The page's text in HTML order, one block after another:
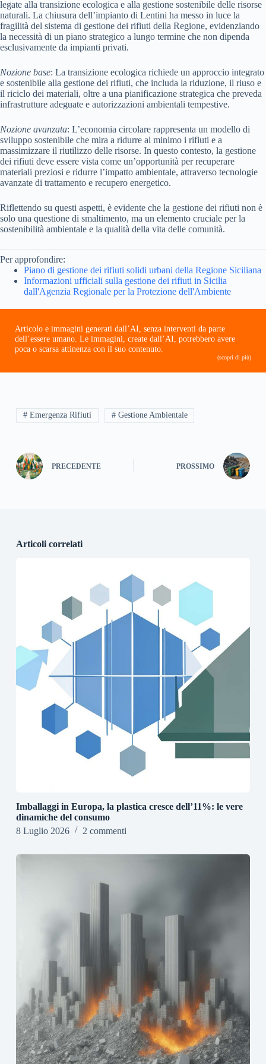
legate alla transizione ecologica e alla gestione sostenibile delle risorse
naturali. La chiusura dell’impianto di Lentini ha messo in luce la
fragilità del sistema di gestione dei rifiuti della Regione, evidenziando
la necessità di un piano strategico a lungo termine che non dipenda
esclusivamente da impianti privati.
Nozione base: La transizione ecologica richiede un approccio integrato
e sostenibile alla gestione dei rifiuti, che includa la riduzione, il riuso e
il riciclo dei materiali, oltre a una pianificazione strategica che preveda
infrastrutture adeguate e autorizzazioni ambientali tempestive.
Nozione avanzata: L’economia circolare rappresenta un modello di
sviluppo sostenibile che mira a ridurre al minimo i rifiuti e a
massimizzare il riutilizzo delle risorse. In questo contesto, la gestione
dei rifiuti deve essere vista come un’opportunità per recuperare
materiali preziosi e ridurre l’impatto ambientale, attraverso tecnologie
avanzate di trattamento e recupero energetico.
Riflettendo su questi aspetti, è evidente che la gestione dei rifiuti non è
solo una questione di smaltimento, ma un elemento cruciale per la
sostenibilità ambientale e la qualità della vita delle comunità.
Per approfondire:
Piano di gestione dei rifiuti solidi urbani della Regione Siciliana
Informazioni ufficiali sulla gestione dei rifiuti in Sicilia
dall'Agenzia Regionale per la Protezione dell'Ambiente
Articolo e immagini generati dall’AI, senza interventi da parte
dell’essere umano. Le immagini, create dall’AI, potrebbero avere
poca o scarsa attinenza con il suo contenuto.
(scopri di più)
# Emergenza Rifiuti # Gestione Ambientale
PRECEDENTE PROSSIMO
Articoli correlati
Imballaggi in Europa, la plastica cresce dell’11%: le vere
dinamiche del consumo
8 Luglio 2026
2 commenti